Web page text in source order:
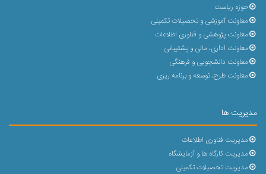
حوزه ریاست
معاونت آموزشی و تحصیلات تکمیلی
معاونت پژوهشی و فناوری اطلاعات
معاونت اداری، مالی و پشتیبانی
معاونت دانشجویی و فرهنگی
معاونت طرح، توسعه و برنامه ریزی
مدیریت ها
مدیریت فناوری اطلاعات
مدیریت کارگاه ها و آزمایشگاه
مدیریت تحصیلات تکمیلی